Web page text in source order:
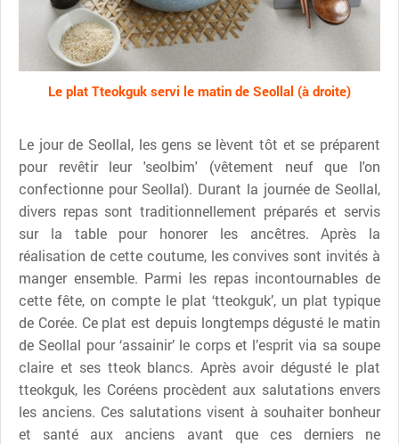
Le plat Tteokguk servi le matin de Seollal (à droite)
Le jour de Seollal, les gens se lèvent tôt et se préparent
pour revêtir leur 'seolbim' (vêtement neuf que l'on
confectionne pour Seollal). Durant la journée de Seollal,
divers repas sont traditionnellement préparés et servis
sur la table pour honorer les ancêtres. Après la
réalisation de cette coutume, les convives sont invités à
manger ensemble. Parmi les repas incontournables de
cette fête, on compte le plat ‘tteokguk’, un plat typique
de Corée. Ce plat est depuis longtemps dégusté le matin
de Seollal pour ‘assainir’ le corps et l’esprit via sa soupe
claire et ses tteok blancs. Après avoir dégusté le plat
tteokguk, les Coréens procèdent aux salutations envers
les anciens. Ces salutations visent à souhaiter bonheur
et santé aux anciens avant que ces derniers ne